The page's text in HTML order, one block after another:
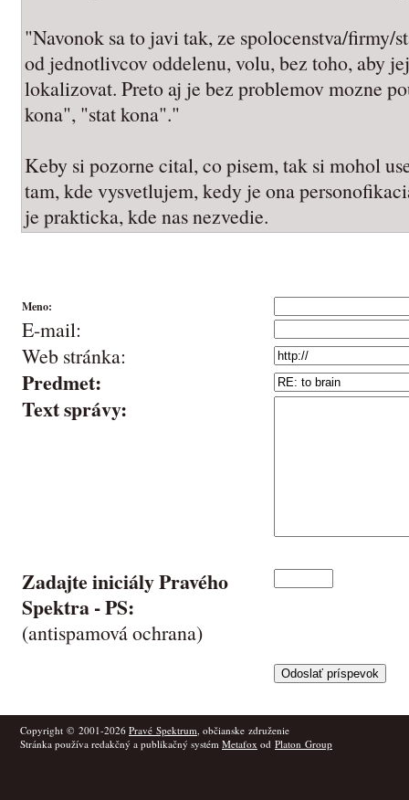
"Navonok sa to javi tak, ze spolocenstva/firmy/
od jednotlivcov oddelenu, volu, bez toho, aby
lokalizovat. Preto aj je bez problemov mozne
kona", "stat kona"."
Keby si pozorne cital, co pisem, tak si mohol
tam, kde vysvetlujem, kedy je ona
je prakticka, kde nas nezvedie.
Meno:
E-mail:
Web stránka:
Predmet:
Text správy:
Zadajte iniciály Pravého
Spektra -PS:
(antispamová ochrana)
Copyright © 2001-2026 Pravé Spektrum, občianske združenie
Stránka používa redakčný a publikačný systém Metafox od Platon Group